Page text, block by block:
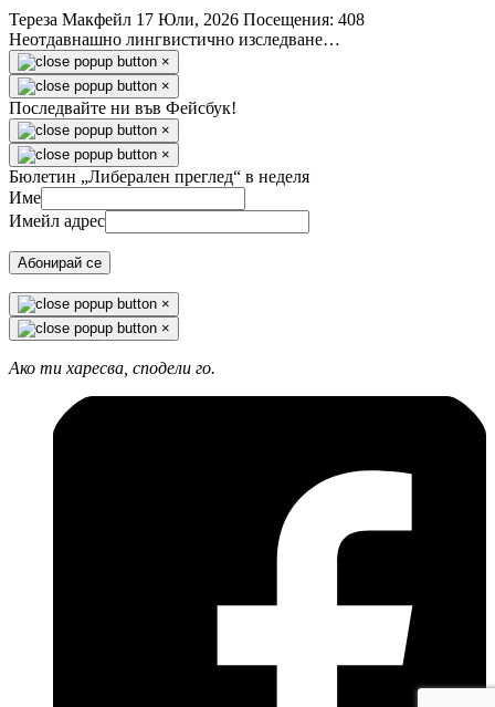
Тереза Макфейл 17 Юли, 2026 Посещения: 408
Неотдавнашно лингвистично изследване…
×
×
Последвайте ни във Фейсбук!
×
×
Бюлетин „Либерален преглед“ в неделя
Име
Имейл адрес
Абонирай се
×
×
Ако ти харесва, сподели го.